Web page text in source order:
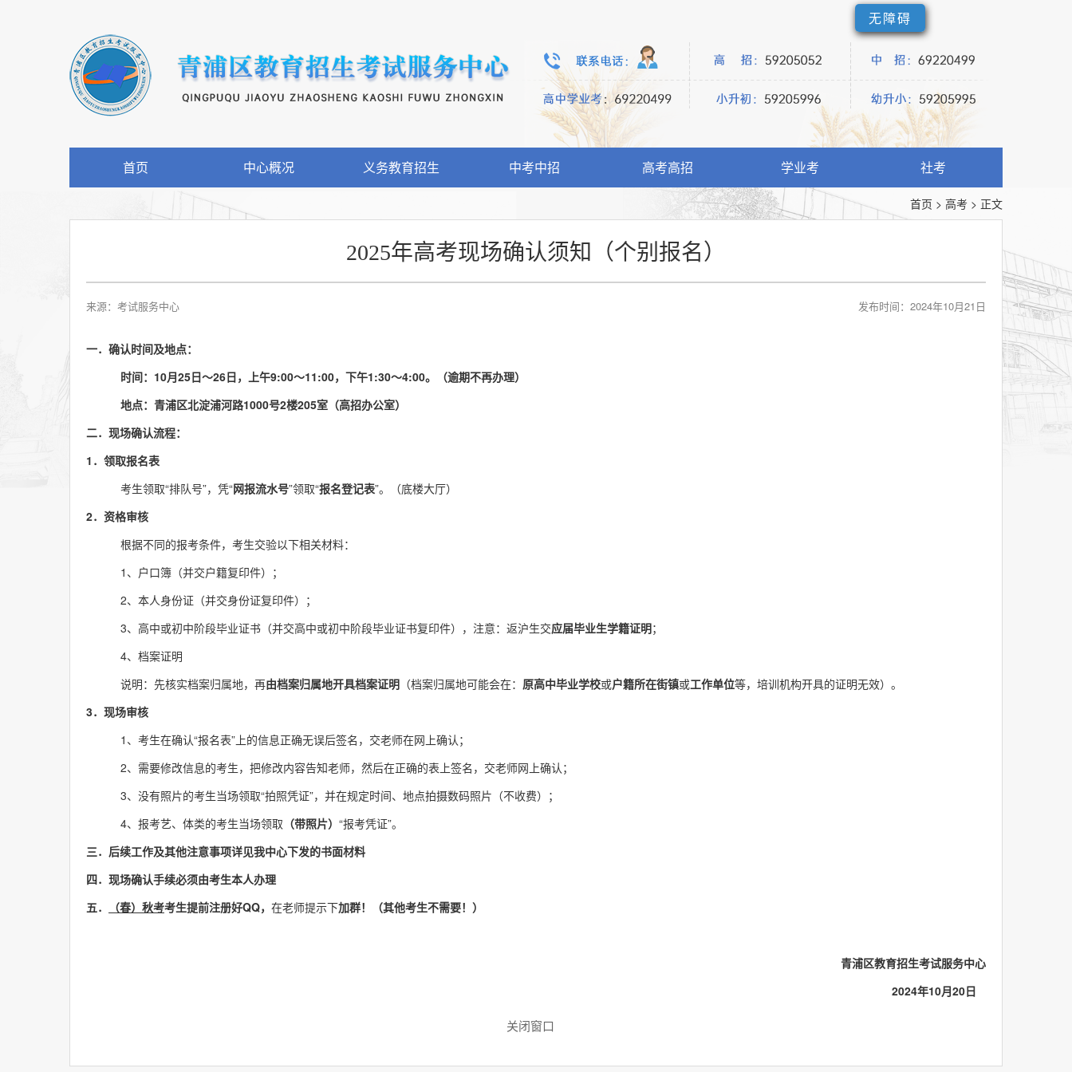
无障碍
首页 中心概况 义务教育招生 中考中招 高考高招 学业考 社考
首页 > 高考 > 正文
2025年高考现场确认须知（个别报名）
来源：考试服务中心 发布时间：2024年10月21日
一．确认时间及地点：
时间： 10月25日～26日，上午9:00～11:00，下午1:30～4:00。（逾期不再办理）
地点：青浦区北淀浦河路1000号2楼205室（高招办公室）
二．现场确认流程：
1．领取报名表
考生领取“排队号”，凭“网报流水号”领取“报名登记表”。（底楼大厅）
2．资格审核
根据不同的报考条件，考生交验以下相关材料：
1、户口簿（并交户籍复印件）；
2、本人身份证（并交身份证复印件）；
3、高中或初中阶段毕业证书（并交高中或初中阶段毕业证书复印件），注意：返沪生交应届毕业生学籍证明；
4、档案证明
说明：先核实档案归属地，再由档案归属地开具档案证明（档案归属地可能会在： 原高中毕业学校或户籍所在街镇或工作单位等，培训机构开具的证明无效）。
3．现场审核
1、考生在确认“报名表”上的信息正确无误后签名，交老师在网上确认；
2、需要修改信息的考生，把修改内容告知老师，然后在正确的表上签名，交老师网上确认；
3、没有照片的考生当场领取“拍照凭证”，并在规定时间、地点拍摄数码照片（不收费）；
4、报考艺、体类的考生当场领取 （带照片） “报考凭证”。
三．后续工作及其他注意事项详见我中心下发的书面材料
四．现场确认手续必须由考生本人办理
五．
（春）秋考考生提前注册好QQ， 在老师提示下加群！（其他考生不需要！）
青浦区教育招生考试服务中心
2024年10月20日
关闭窗口